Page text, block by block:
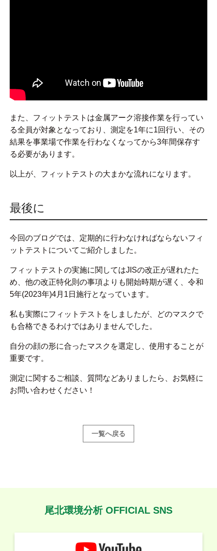
また、フィットテストは金属アーク溶接作業を行ってい
る全員が対象となっており、測定を1年に1回行い、その
結果を事業場で作業を行わなくなってから3年間保存す
る必要があります。
以上が、フィットテストの大まかな流れになります。
最後に
今回のブログでは、定期的に行わなければならないフィ
ットテストについてご紹介しました。
フィットテストの実施に関してはJISの改正が遅れたた
め、他の改正特化則の事項よりも開始時期が遅く、令和
5年(2023年)4月1日施行となっています。
私も実際にフィットテストをしましたが、どのマスクで
も合格できるわけではありませんでした。
自分の顔の形に合ったマスクを選定し、使用することが
重要です。
測定に関するご相談、質問などありましたら、お気軽に
お問い合わせください！
一覧へ戻る
尾北環境分析 OFFICIAL SNS